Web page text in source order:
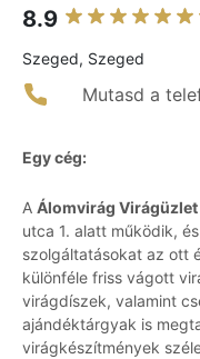
8.9
Szeged, Szeged
Mutasd a
Egy cég:
A Álomvirág Virágüzlet
utca 1. alatt működik,
szolgáltatásokat az ott
különféle friss vágott
virágdíszek, valamint
ajándéktárgyak is
virágkészítmények